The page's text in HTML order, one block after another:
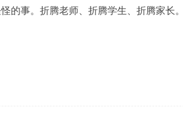
的事。折腾老师、折腾学生、折腾家长